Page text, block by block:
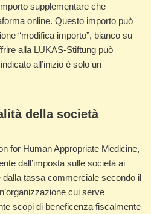
supplementare che
online. Questo importo può
“modifica importo”, bianco su
alla LUKAS-Stiftung può
all’inizio è solo un
della società
for Human Appropriate Medicine,
dall’imposta sulle società ai
tassa commerciale secondo il
cui serve
scopi di beneficenza fiscalmente